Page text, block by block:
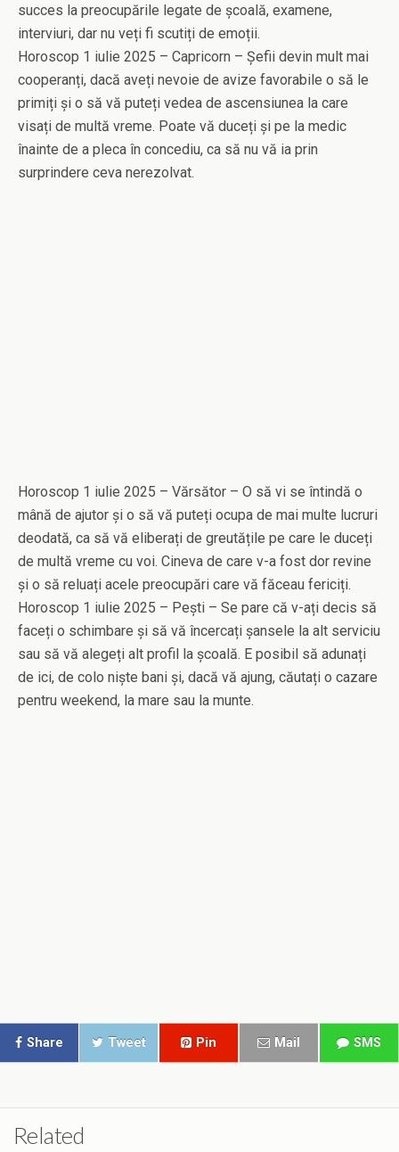
succes la preocupările legate de școală, examene,
interviuri, dar nu veți fi scutiți de emoții.
Horoscop 1 iulie 2025 – Capricorn – Șefii devin mult mai
cooperanți, dacă aveți nevoie de avize favorabile o să le
primiți și o să vă puteți vedea de ascensiunea la care
visați de multă vreme. Poate vă duceți și pe la medic
înainte de a pleca în concediu, ca să nu vă ia prin
surprindere ceva nerezolvat.
Horoscop 1 iulie 2025 – Vărsător – O să vi se întindă o
mână de ajutor și o să vă puteți ocupa de mai multe lucruri
deodată, ca să vă eliberați de greutățile pe care le duceți
de multă vreme cu voi. Cineva de care v-a fost dor revine
și o să reluați acele preocupări care vă făceau fericiți.
Horoscop 1 iulie 2025 – Pești – Se pare că v-ați decis să
faceți o schimbare și să vă încercați șansele la alt serviciu
sau să vă alegeți alt profil la școală. E posibil să adunați
de ici, de colo niște bani și, dacă vă ajung, căutați o cazare
pentru weekend, la mare sau la munte.
Share Tweet Pin Mail SMS
Related